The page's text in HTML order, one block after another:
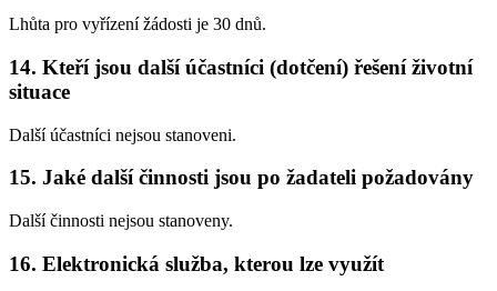
Lhůta pro vyřízení žádosti je 30 dnů.
14. Kteří jsou další účastníci (dotčení) řešení životní
situace
Další účastníci nejsou stanoveni.
15. Jaké další činnosti jsou po žadateli požadovány
Další činnosti nejsou stanoveny.
16. Elektronická služba, kterou lze využít